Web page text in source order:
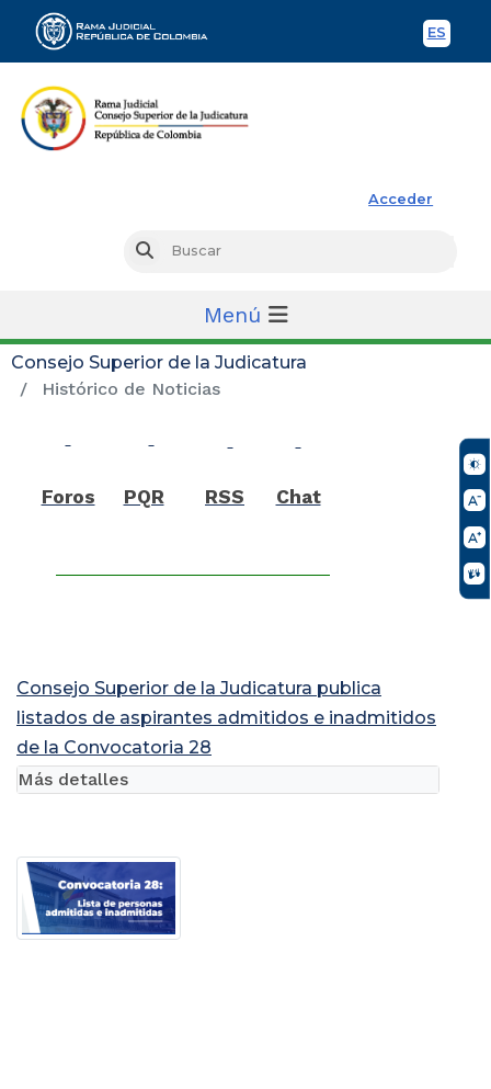
ES
Acceder
Buscar
Menú
Consejo Superior de la Judicatura
Histórico de Noticias
Foros PQR RSS Chat
Consejo Superior de la Judicatura publica
listados de aspirantes admitidos e inadmitidos
de la Convocatoria 28
Más detalles